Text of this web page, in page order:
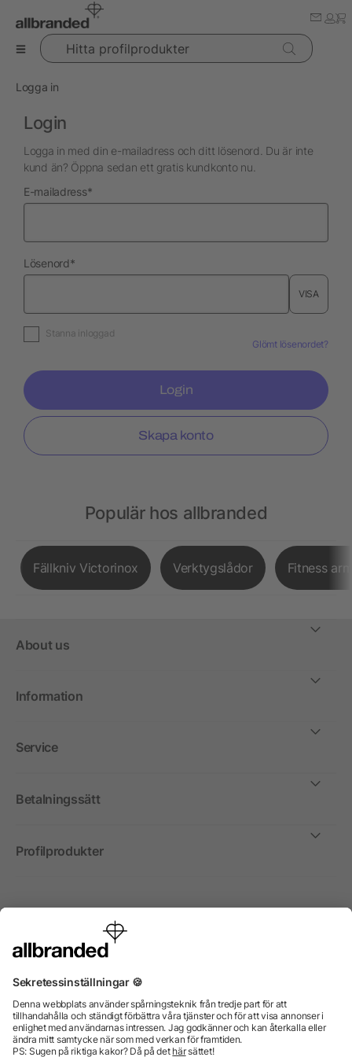
Hitta profilprodukter
Logga in
Login
Logga in med din e-mailadress och ditt lösenord. Du är inte
kund än? Öppna sedan ett gratis kundkonto nu.
E-mailadressnödvändig
*
Lösenordnödvändig
*
VISA
Stanna inloggad
Glömt lösenordet?
Login
Skapa konto
Populär hos allbranded
Fällkniv Victorinox Verktygslådor Fitness
About us
Information
Service
Betalningssätt
Profilprodukter
Internationellt